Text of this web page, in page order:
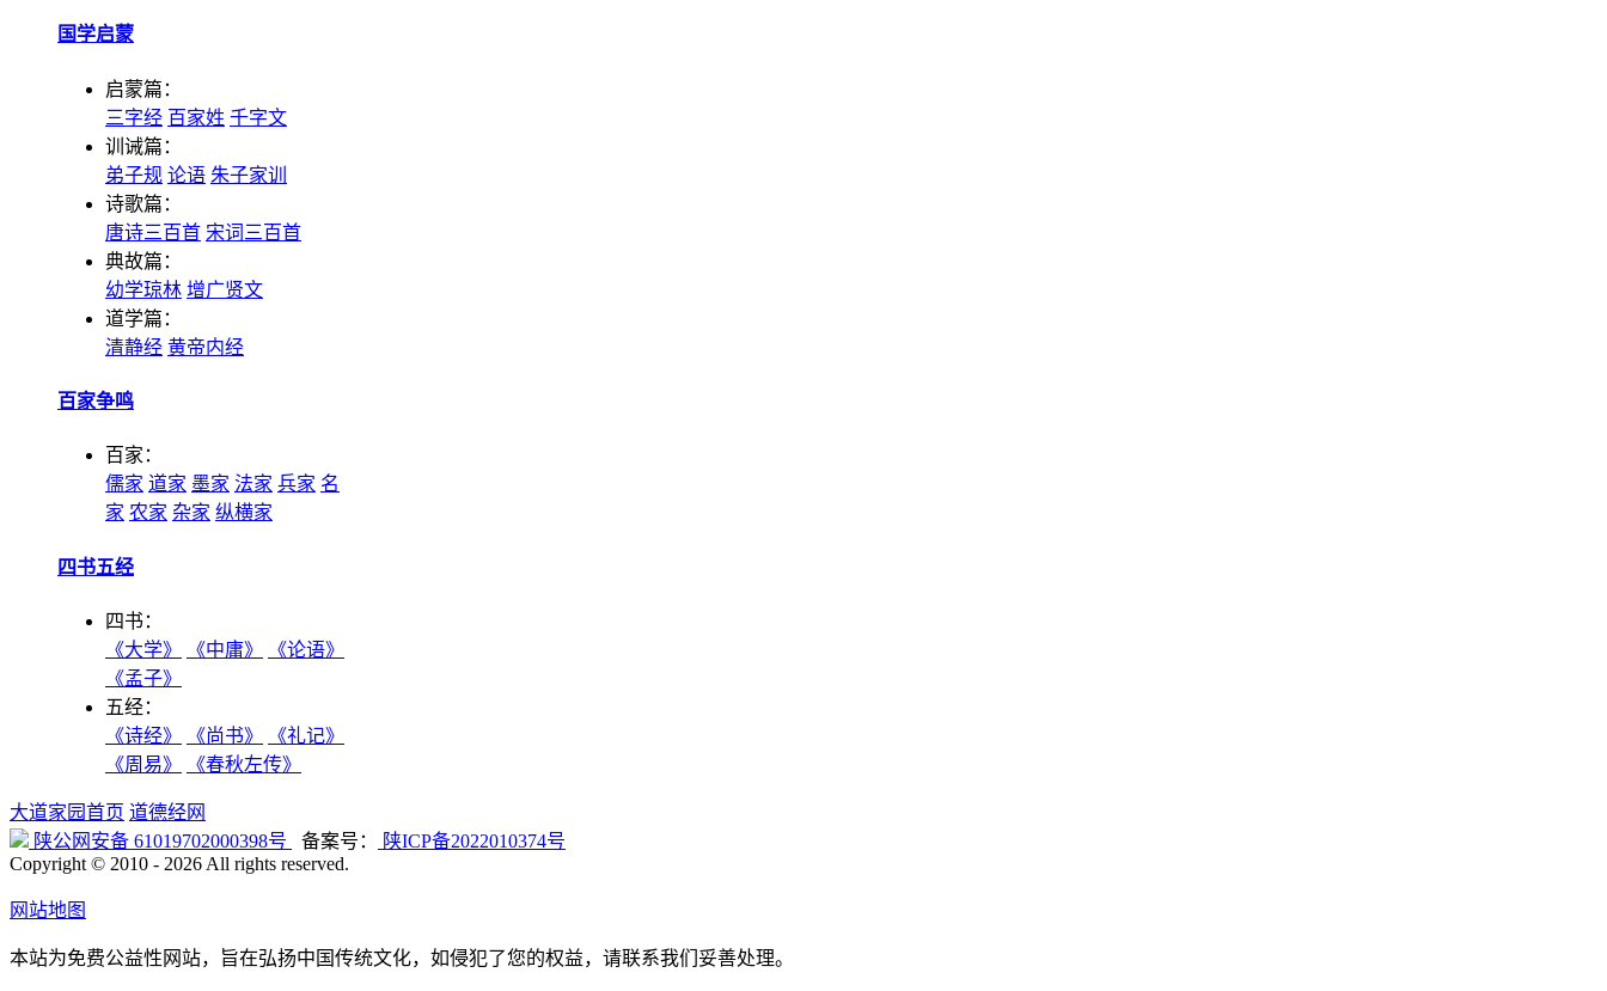
国学启蒙
启蒙篇：
三字经 百家姓 千字文
训诫篇：
弟子规 论语 朱子家训
诗歌篇：
唐诗三百首 宋词三百首
典故篇：
幼学琼林 增广贤文
道学篇：
清静经 黄帝内经
百家争鸣
百家：
儒家 道家 墨家 法家 兵家 名
家 农家 杂家 纵横家
四书五经
四书：
《大学》
《中庸》
《论语》
《孟子》
五经：
《诗经》
《尚书》
《礼记》
《周易》
《春秋左传》
大道家园首页 道德经网
陕公网安备 61019702000398号
备案号：
陕ICP备2022010374号
Copyright © 2010 - 2026 All rights reserved.
网站地图
本站为免费公益性网站，旨在弘扬中国传统文化，如侵犯了您的权益，请联系我们妥善处理。